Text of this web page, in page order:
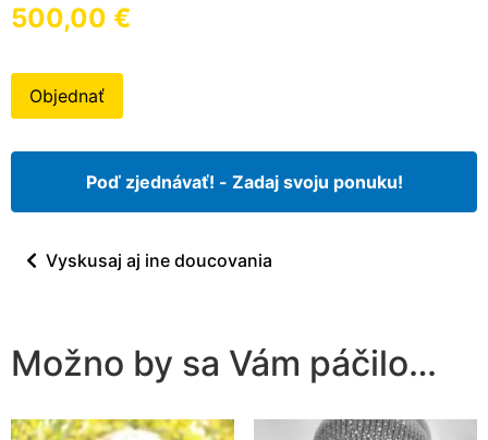
500,00 €
Objednať
Poď zjednávať! - Zadaj svoju ponuku!
Vyskusaj aj ine doucovania
Možno by sa Vám páčilo…